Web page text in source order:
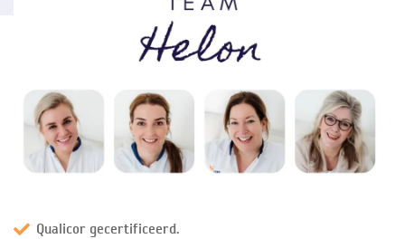
Qualicor gecertificeerd.